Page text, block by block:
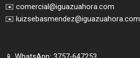
✉️ comercial@iguazuahora.com
✉️ luizsebasmendez@iguazuahora.com